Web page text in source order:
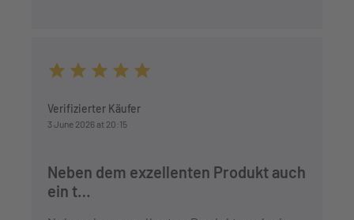
Verifizierter Käufer
3 June 2026 at 20:15
Neben dem exzellenten Produkt auch
ein t…